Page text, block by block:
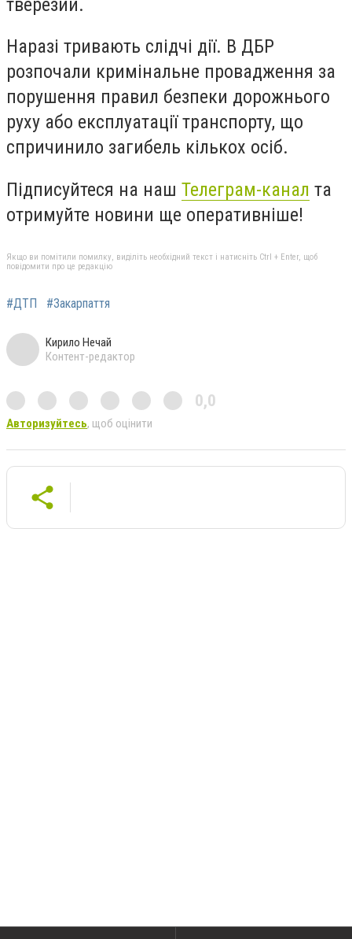
тверезий.
Наразі тривають слідчі дії. В ДБР
розпочали кримінальне провадження за
порушення правил безпеки дорожнього
руху або експлуатації транспорту, що
спричинило загибель кількох осіб.
Підписуйтеся на наш Телеграм-канал та
отримуйте новини ще оперативніше!
Якщо ви помітили помилку, виділіть необхідний текст і натисніть Ctrl + Enter, щоб
повідомити про це редакцію
#ДТП #Закарпаття
Кирило Нечай
Контент-редактор
0,0
Авторизуйтесь, щоб оцінити